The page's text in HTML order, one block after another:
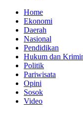
Home
Ekonomi
Daerah
Nasional
Pendidikan
Hukum dan
Politik
Pariwisata
Opini
Sosok
Video